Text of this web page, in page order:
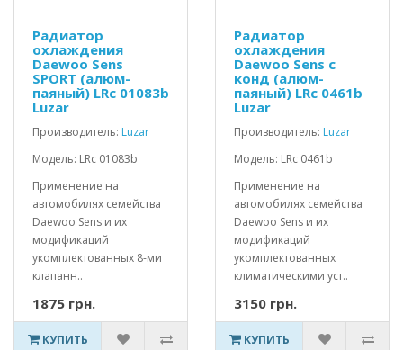
Радиатор
охлаждения
Daewoo Sens
SPORT (алюм-
паяный) LRc 01083b
Luzar
Производитель: Luzar
Модель: LRc 01083b
Применение на
автомобилях семейства
Daewoo Sens и их
модификаций
укомплектованных 8-ми
клапанн..
1875 грн.
КУПИТЬ
Радиатор
охлаждения
Daewoo Sens с
конд (алюм-
паяный) LRc 0461b
Luzar
Производитель: Luzar
Модель: LRc 0461b
Применение на
автомобилях семейства
Daewoo Sens и их
модификаций
укомплектованных
климатическими уст..
3150 грн.
КУПИТЬ